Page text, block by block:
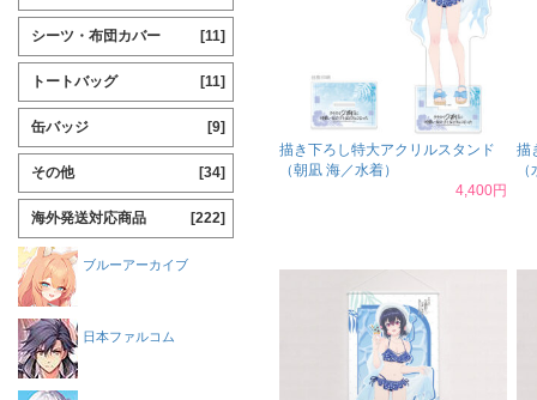
描き下ろし特大アクリルスタンド
（朝凪 海／水着）
4,400円
描
シーツ・布団カバー [11]
トートバッグ [11]
缶バッジ [9]
その他 [34]
海外発送対応商品 [222]
ブルーアーカイブ
日本ファルコム